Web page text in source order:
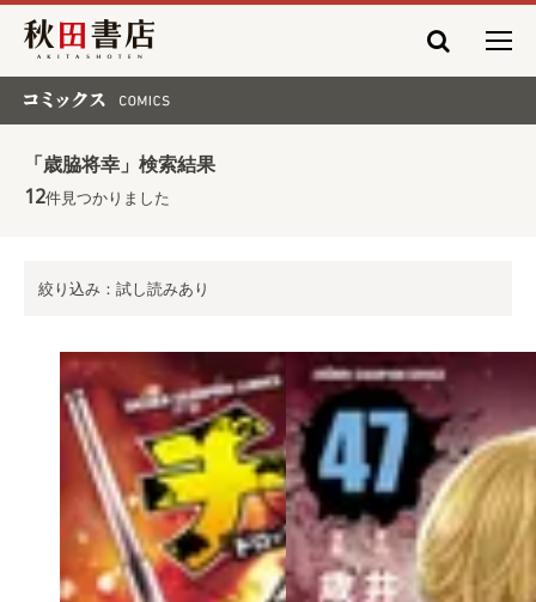
秋田書店
「歳脇将幸」検索結果
12件見つかりました
絞り込み：試し読みあり